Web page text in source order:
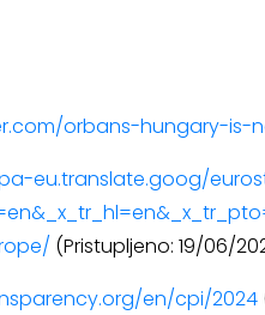
orbans-hungary-
eu.translate.goog/
(Pristupljeno: 19/06/
en/cpi/2024